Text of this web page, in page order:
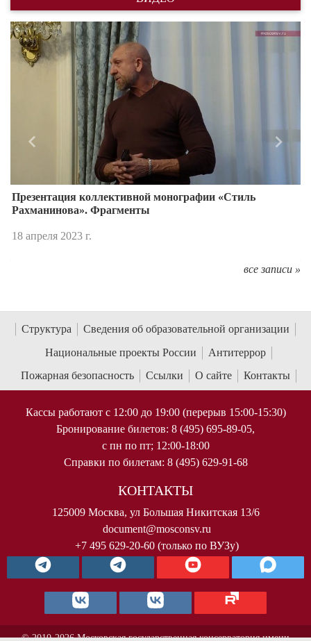
Презентация коллективной монографии «Стиль
Рахманинова». Фрагменты
18 апреля 2023 г.
Назад
все записи »
Структура
Сведения об образовательной организации
Национальные проекты России
Антитеррор
Пожарная безопасность
Ссылки О сайте Контакты
Кассы работают с 12:00 до 19:00 (перерыв 15:00-15:30)
Бронирование билетов: 8 (495) 695-89-05,
с пн по пт; 12:00-18:00
Справки по билетам: 8 (495) 629-91-68
КОНТАКТЫ
125009 Москва, ул Большая Никитская 13/6
document@mosconsv.ru
+7 495 629-20-60 (только по ВУЗу)
© 2010-2026 Московская государственная консерватория имени